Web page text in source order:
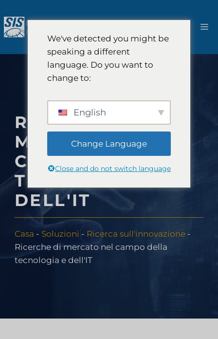
al
contenuto
RICERCHE DI
MERCATO NEL
CAMPO DELLA
TECNOLOGIA E
DELL'IT
Casa - Soluzioni - Ricerca sull'innovazione -
Ricerche di mercato nel campo della
tecnologia e dell'IT
We've detected you might be
speaking a different
language. Do you want to
change to:
English
Change Language
Close and do not switch language